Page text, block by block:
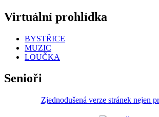
Virtuální prohlídka
BYSTŘICE
MUZIC
LOUČKA
Senioři
Zjednodušená verze stránek nejen